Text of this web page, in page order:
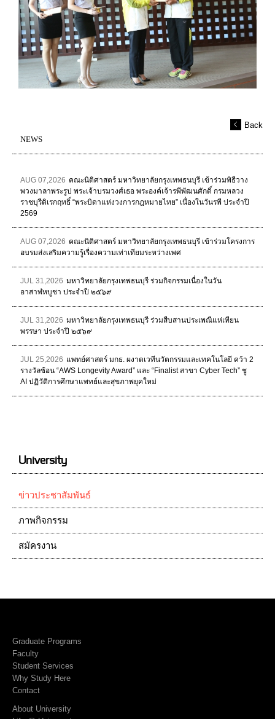
Back
NEWS
AUG 07,2026 คณะนิติศาสตร์ มหาวิทยาลัยกรุงเทพธนบุรี เข้าร่วมพิธีวาง
พวงมาลาพระรูป พระเจ้าบรมวงศ์เธอ พระองค์เจ้ารพีพัฒนศักดิ์ กรมหลวง
ราชบุรีดิเรกฤทธิ์ “พระบิดาแห่งวงการกฎหมายไทย” เนื่องในวันรพี ประจำปี
2569
AUG 07,2026 คณะนิติศาสตร์ มหาวิทยาลัยกรุงเทพธนบุรี เข้าร่วมโครงการ
อบรมส่งเสริมความรู้เรื่องความเท่าเทียมระหว่างเพศ
JUL 31,2026 มหาวิทยาลัยกรุงเทพธนบุรี ร่วมกิจกรรมเนื่องในวัน
อาสาฬหบูชา ประจำปี ๒๕๖๙
JUL 31,2026 มหาวิทยาลัยกรุงเทพธนบุรี ร่วมสืบสานประเพณีแห่เทียน
พรรษา ประจำปี ๒๕๖๙
JUL 25,2026 แพทย์ศาสตร์ มกธ. ผงาดเวทีนวัตกรรมและเทคโนโลยี คว้า 2
รางวัลซ้อน “AWS Longevity Award” และ “Finalist สาขา Cyber Tech” ชู
AI ปฏิวัติการศึกษาแพทย์และสุขภาพยุคใหม่
University
ข่าวประชาสัมพันธ์
ภาพกิจกรรม
สมัครงาน
Graduate Programs
Faculty
Student Services
Why Study Here
Contact
About University